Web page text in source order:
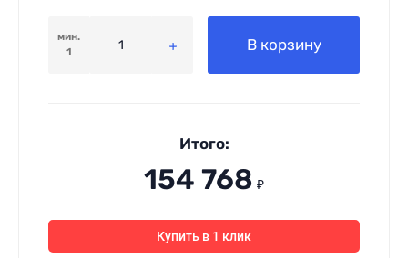
мин.
1
В корзину
Итого:
154 768 ₽
Купить в 1 клик